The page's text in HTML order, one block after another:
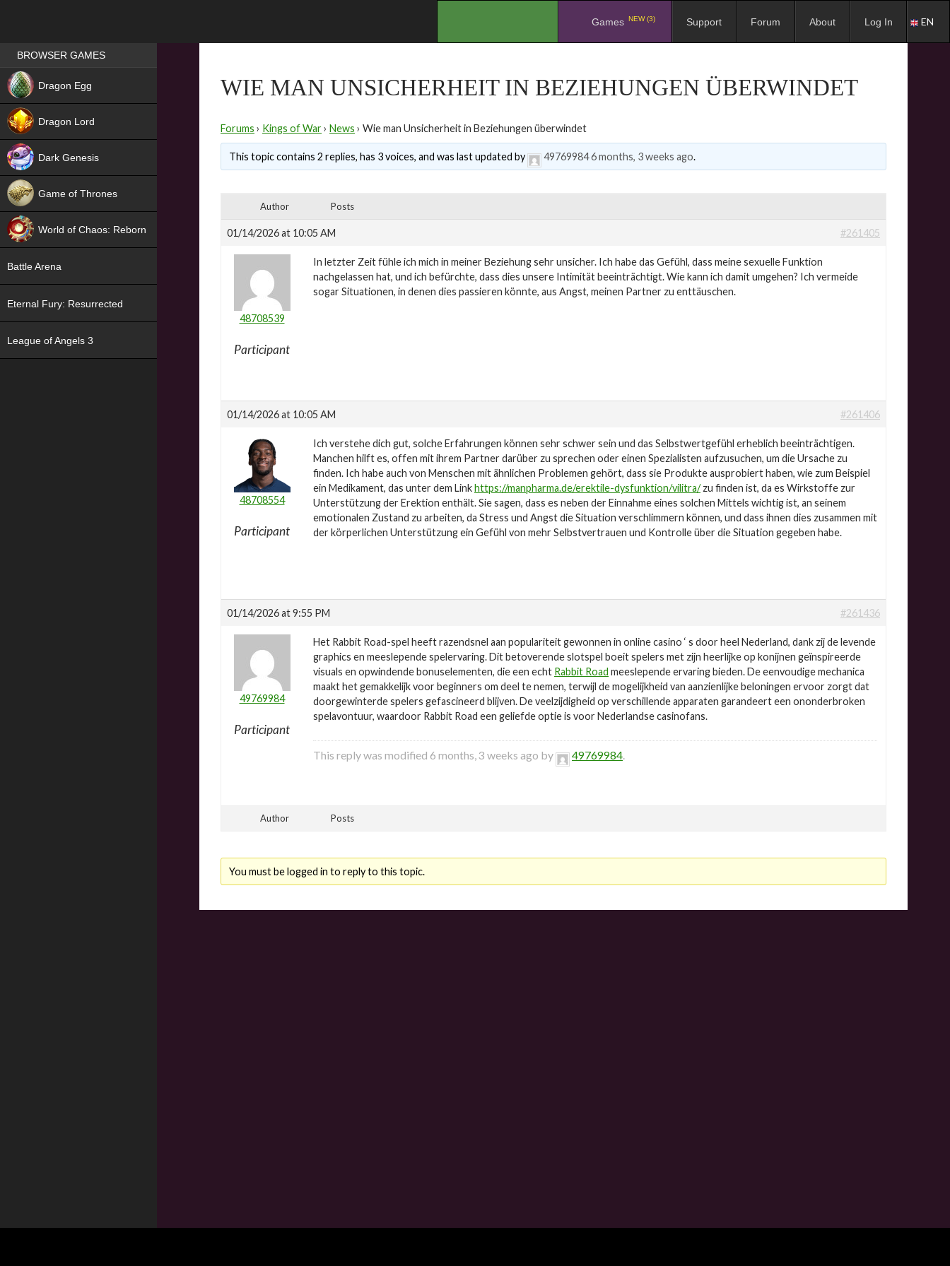
Games NEW (3) Support Forum About Log In EN
WIE MAN UNSICHERHEIT IN BEZIEHUNGEN ÜBERWINDET
Forums › Kings of War› News › Wie man Unsicherheit in Beziehungen überwindet
This topic contains 2 replies, has 3 voices, and was last updated by 497699846 months, 3 weeks ago.
Author Posts
01/14/2026 at 10:05 AM #261405
48708539
Participant
In letzter Zeit fühle ich mich in meiner Beziehung sehr unsicher. Ich habe das Gefühl, dass meine sexuelle Funktion
nachgelassen hat, und ich befürchte, dass dies unsere Intimität beeinträchtigt. Wie kann ich damit umgehen? Ich vermeide
sogar Situationen, in denen dies passieren könnte, aus Angst, meinen Partner zu enttäuschen.
01/14/2026 at 10:05 AM #261406
48708554
Participant
Ich verstehe dich gut, solche Erfahrungen können sehr schwer sein und das Selbstwertgefühl erheblich beeinträchtigen.
Manchen hilft es, offen mit ihrem Partner darüber zu sprechen oder einen Spezialisten aufzusuchen, um die Ursache zu
finden. Ich habe auch von Menschen mit ähnlichen Problemen gehört, dass sie Produkte ausprobiert haben, wie zum Beispiel
ein Medikament, das unter dem Linkhttps://manpharma.de/erektile-dysfunktion/vilitra/zu finden ist, da es Wirkstoffe zur
Unterstützung der Erektion enthält. Sie sagen, dass es neben der Einnahme eines solchen Mittels wichtig ist, an seinem
emotionalen Zustand zu arbeiten, da Stress und Angst die Situation verschlimmern können, und dass ihnen dies zusammen mit
der körperlichen Unterstützung ein Gefühl von mehr Selbstvertrauen und Kontrolle über die Situation gegeben habe.
01/14/2026 at 9:55 PM #261436
49769984
Participant
Het Rabbit Road-spel heeft razendsnel aan populariteit gewonnen in online casino ‘ s door heel Nederland, dank zij de levende
graphics en meeslepende spelervaring. Dit betoverende slotspel boeit spelers met zijn heerlijke op konijnen geïnspireerde
visuals en opwindende bonuselementen, die een echt Rabbit Road meeslepende ervaring bieden. De eenvoudige mechanica
maakt het gemakkelijk voor beginners om deel te nemen, terwijl de mogelijkheid van aanzienlijke beloningen ervoor zorgt dat
doorgewinterde spelers gefascineerd blijven. De veelzijdigheid op verschillende apparaten garandeert een ononderbroken
spelavontuur, waardoor Rabbit Road een geliefde optie is voor Nederlandse casinofans.
This reply was modified 6 months, 3 weeks ago by 49769984.
Author Posts
You must be logged in to reply to this topic.
Games place
BROWSER GAMES
Dragon Egg
Dragon Lord
Dark Genesis
Game of Thrones
World of Chaos: Reborn
Battle Arena
Eternal Fury: Resurrected
League of Angels 3